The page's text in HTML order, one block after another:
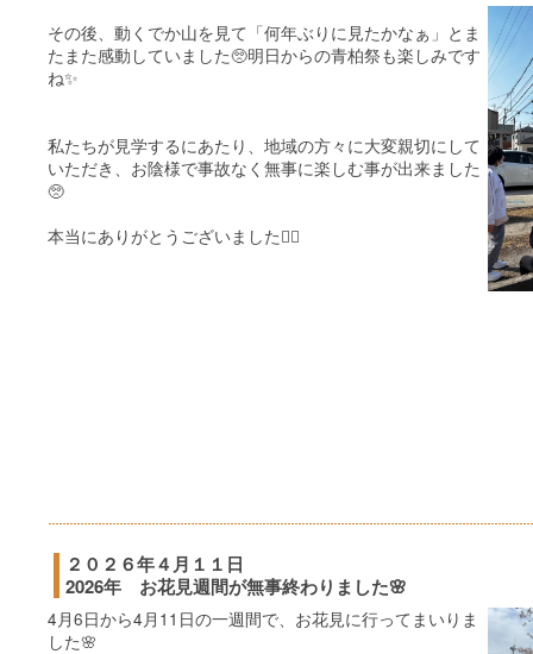
その後、動くでか山を見て「何年ぶりに見たかなぁ」とま
たまた感動していました🥺明日からの青柏祭も楽しみです
ね✨
私たちが見学するにあたり、地域の方々に大変親切にして
いただき、お陰様で事故なく無事に楽しむ事が出来ました
🥺
本当にありがとうございました🙇‍♀️
２０２６年４月１１日
2026年 お花見週間が無事終わりました🌸
4月6日から4月11日の一週間で、お花見に行ってまいりま
した🌸